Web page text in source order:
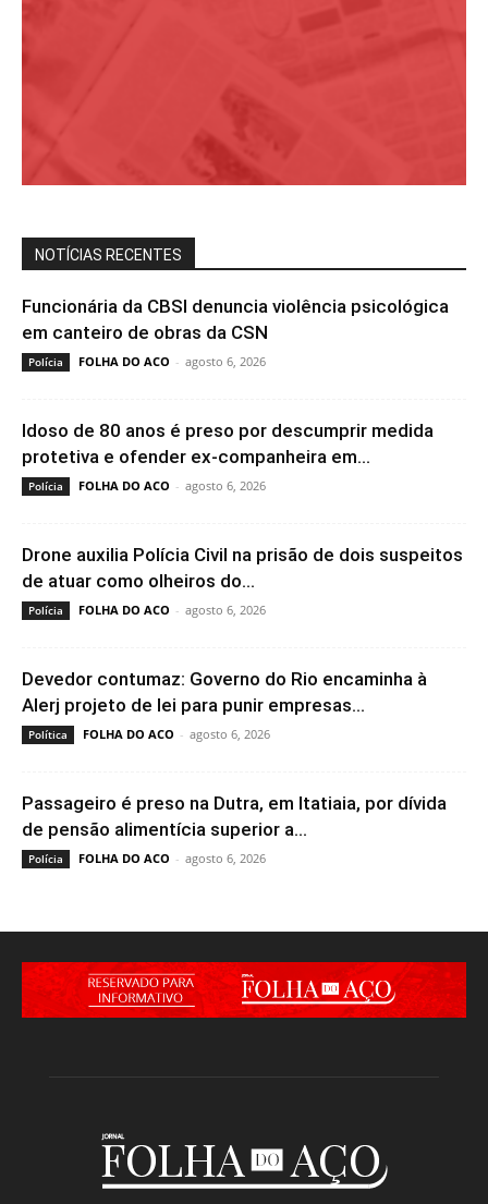
NOTÍCIAS RECENTES
Funcionária da CBSI denuncia violência psicológica
em canteiro de obras da CSN
Polícia FOLHA DO ACO - agosto 6, 2026
Idoso de 80 anos é preso por descumprir medida
protetiva e ofender ex-companheira em...
Polícia FOLHA DO ACO - agosto 6, 2026
Drone auxilia Polícia Civil na prisão de dois suspeitos
de atuar como olheiros do...
Polícia FOLHA DO ACO - agosto 6, 2026
Devedor contumaz: Governo do Rio encaminha à
Alerj projeto de lei para punir empresas...
Política FOLHA DO ACO - agosto 6, 2026
Passageiro é preso na Dutra, em Itatiaia, por dívida
de pensão alimentícia superior a...
Polícia FOLHA DO ACO - agosto 6, 2026